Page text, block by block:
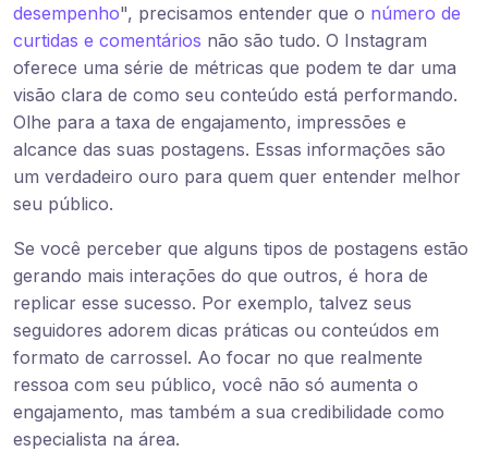
desempenho", precisamos entender que o número de
curtidas e comentários não são tudo. O Instagram
oferece uma série de métricas que podem te dar uma
visão clara de como seu conteúdo está performando.
Olhe para a taxa de engajamento, impressões e
alcance das suas postagens. Essas informações são
um verdadeiro ouro para quem quer entender melhor
seu público.
Se você perceber que alguns tipos de postagens estão
gerando mais interações do que outros, é hora de
replicar esse sucesso. Por exemplo, talvez seus
seguidores adorem dicas práticas ou conteúdos em
formato de carrossel. Ao focar no que realmente
ressoa com seu público, você não só aumenta o
engajamento, mas também a sua credibilidade como
especialista na área.